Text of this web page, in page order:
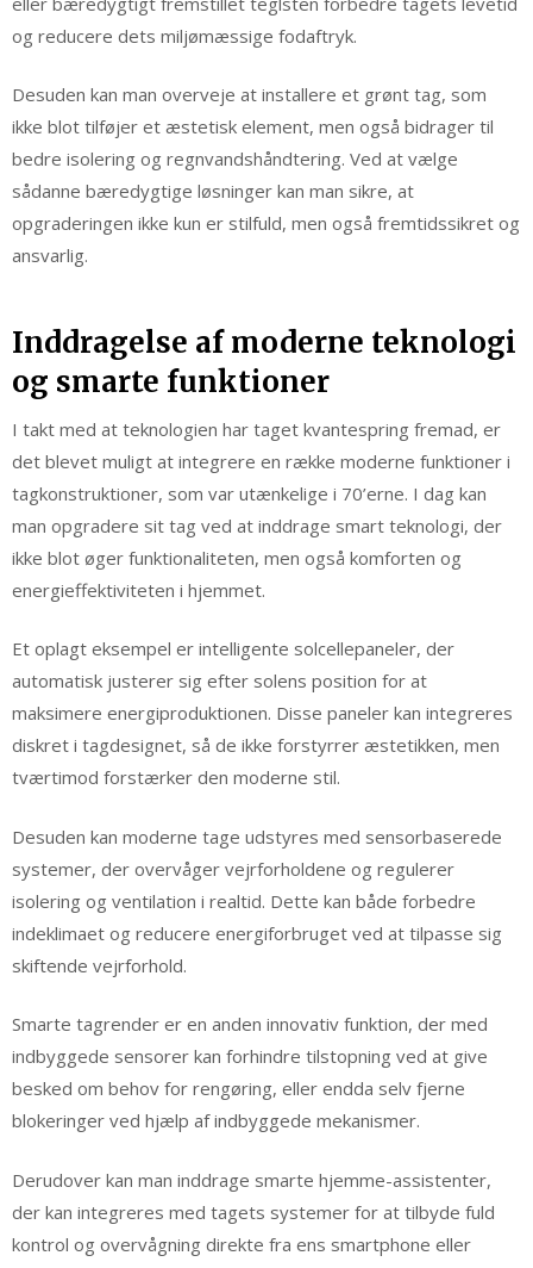
og reducere dets miljømæssige fodaftryk.
Desuden kan man overveje at installere et grønt tag, som
ikke blot tilføjer et æstetisk element, men også bidrager til
bedre isolering og regnvandshåndtering. Ved at vælge
sådanne bæredygtige løsninger kan man sikre, at
opgraderingen ikke kun er stilfuld, men også fremtidssikret og
ansvarlig.
Inddragelse af moderne teknologi
og smarte funktioner
I takt med at teknologien har taget kvantespring fremad, er
det blevet muligt at integrere en række moderne funktioner i
tagkonstruktioner, som var utænkelige i 70’erne. I dag kan
man opgradere sit tag ved at inddrage smart teknologi, der
ikke blot øger funktionaliteten, men også komforten og
energieffektiviteten i hjemmet.
Et oplagt eksempel er intelligente solcellepaneler, der
automatisk justerer sig efter solens position for at
maksimere energiproduktionen. Disse paneler kan integreres
diskret i tagdesignet, så de ikke forstyrrer æstetikken, men
tværtimod forstærker den moderne stil.
Desuden kan moderne tage udstyres med sensorbaserede
systemer, der overvåger vejrforholdene og regulerer
isolering og ventilation i realtid. Dette kan både forbedre
indeklimaet og reducere energiforbruget ved at tilpasse sig
skiftende vejrforhold.
Smarte tagrender er en anden innovativ funktion, der med
indbyggede sensorer kan forhindre tilstopning ved at give
besked om behov for rengøring, eller endda selv fjerne
blokeringer ved hjælp af indbyggede mekanismer.
Derudover kan man inddrage smarte hjemme-assistenter,
der kan integreres med tagets systemer for at tilbyde fuld
kontrol og overvågning direkte fra ens smartphone eller